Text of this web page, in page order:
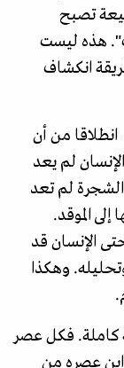
تصبح
هذه ليست
انكشاف
من أن
لم يعد
الشجرة لم تعد
الموقد.
الإنسان قد
وهكذا
كاملة. فكل عصر
ابن عصره من